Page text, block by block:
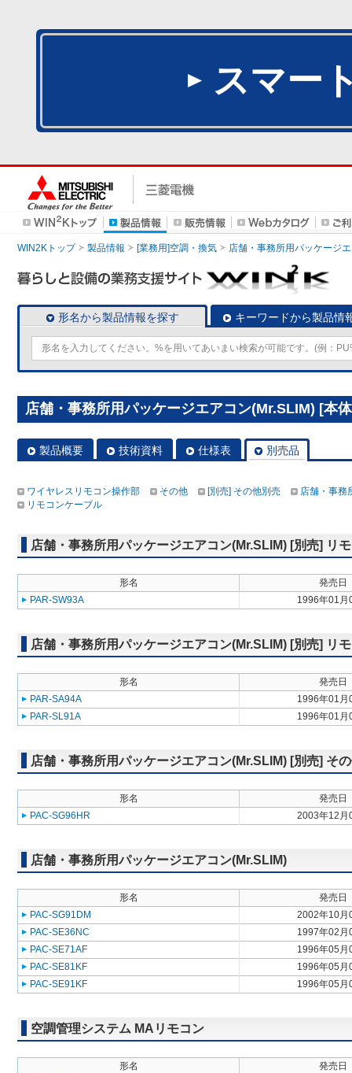
スマー
WIN2Kトップ 製品情報 [業務用]空調・換気 店舗・事務所用パッケージ
形名から製品情報を探す キーワードから製品情
店舗・事務所用パッケージエアコン(Mr.SLIM) [本
製品概要 技術資料 仕様表 別売品
ワイヤレスリモコン操作部 その他 [別売] その他別売
店舗・事務
リモコンケーブル
店舗・事務所用パッケージエアコン(Mr.SLIM) [別売] リ
形名
発売日
PAR-SW93A
1996年01月
店舗・事務所用パッケージエアコン(Mr.SLIM) [別売] リ
形名
発売日
PAR-SA94A
1996年01月
PAR-SL91A
1996年01月
店舗・事務所用パッケージエアコン(Mr.SLIM) [別売] そ
形名
発売日
PAC-SG96HR
2003年12月
店舗・事務所用パッケージエアコン(Mr.SLIM)
形名
発売日
PAC-SG91DM
2002年10月
PAC-SE36NC
1997年02月
PAC-SE71AF
1996年05月
PAC-SE81KF
1996年05月
PAC-SE91KF
1996年05月
空調管理システム MAリモコン
形名
発売日